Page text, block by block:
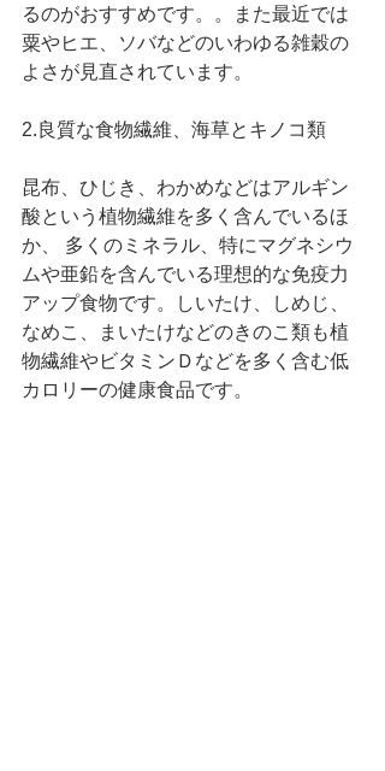
るのがおすすめです。。また最近では
粟やヒエ、ソバなどのいわゆる雑穀の
よさが見直されています。
2.良質な食物繊維、海草とキノコ類
昆布、ひじき、わかめなどはアルギン
酸という植物繊維を多く含んでいるほ
か、 多くのミネラル、特にマグネシウ
ムや亜鉛を含んでいる理想的な免疫力
アップ食物です。しいたけ、しめじ、
なめこ、まいたけなどのきのこ類も植
物繊維やビタミンＤなどを多く含む低
カロリーの健康食品です。